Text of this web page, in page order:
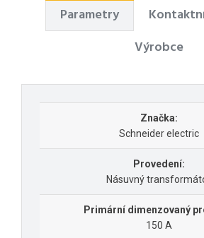
Parametry
Výrobce
Značka:
Schneider electric
Provedení:
Násuvný
Primární dimenzovaný
150 A